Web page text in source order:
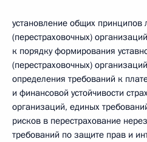
установление общих принципов
(перестраховочных)
к порядку формирования
(перестраховочных)
определения требований к
и финансовой устойчивости
организаций, единых
рисков в перестрахование
требований по защите прав и